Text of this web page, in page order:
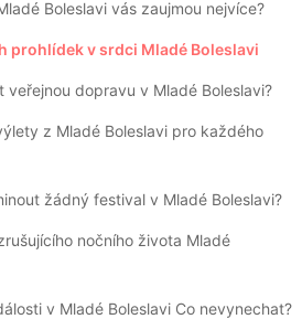
Boleslavi vás zaujmou nejvíce?
prohlídek v srdci Mladé Boleslavi
dopravu v Mladé Boleslavi?
z Mladé Boleslavi pro každého
žádný festival v Mladé Boleslavi?
nočního života Mladé
v Mladé Boleslavi Co nevynechat?